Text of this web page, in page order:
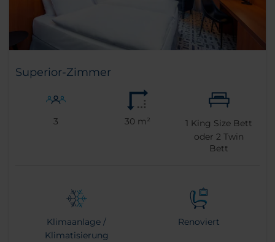
Superior-Zimmer
3 30 m² 1 King Size Bett
oder2 Twin
Bett
Klimaanlage /
Klimatisierung
Renoviert